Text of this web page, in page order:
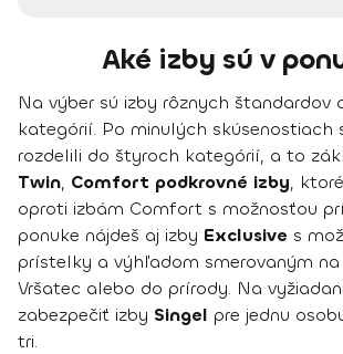
Aké izby sú v
Na výber sú izby rôznych štandardov
kategórií. Po minulých skúsenostiach
rozdelili do štyroch kategórií, a to
Twin, Comfort podkrovné izby,
oproti izbám Comfort s možnosťou
ponuke nájdeš aj izby Exclusive s
prístelky a výhľadom smerovaným na
Vršatec alebo do prírody. Na
zabezpečiť izby Singel pre jednu
tri.